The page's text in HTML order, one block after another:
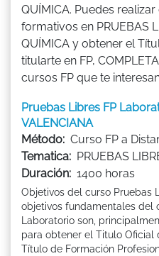
QUÍMICA. Puedes
formativos en PRUEBAS
QUÍMICA y obtener el
titularte en FP,
cursos FP que te
Pruebas Libres FP
VALENCIANA
Método: Curso FP a
Tematica: PRUEBAS
Duración: 1400 horas
Objetivos del curso Pruebas
objetivos fundamentales del
Laboratorio son,
para obtener el Titulo Oficial
Título de Formación